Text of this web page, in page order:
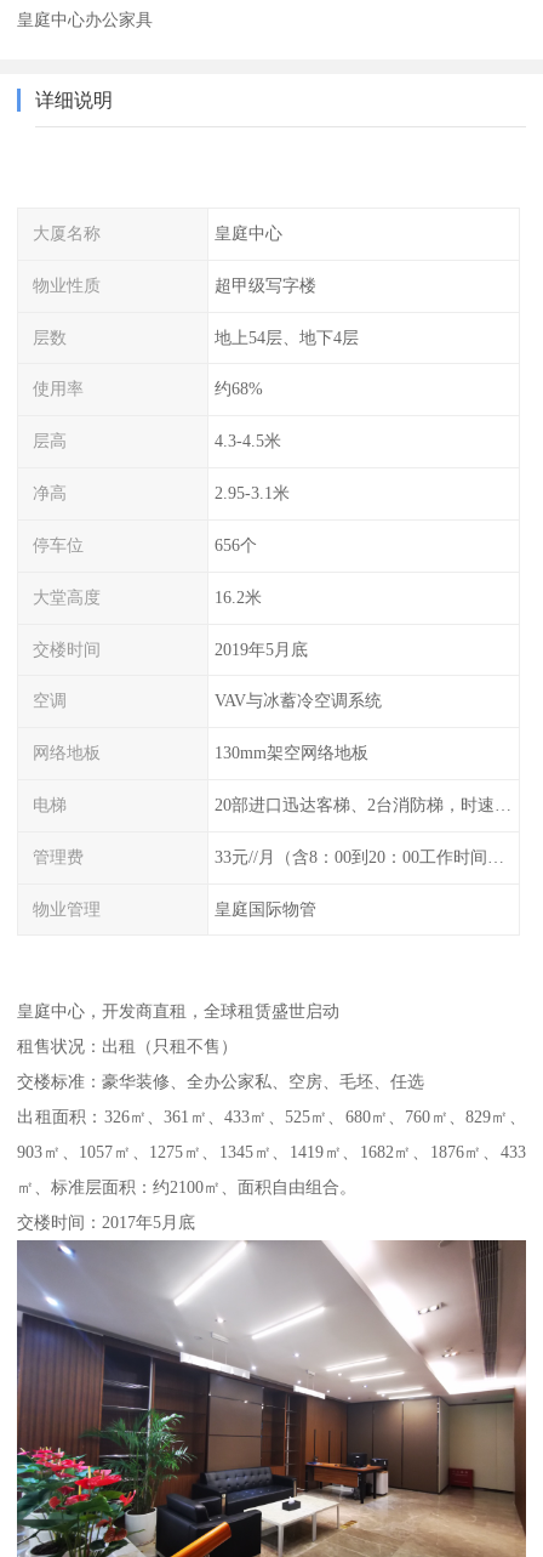
皇庭中心办公家具
详细说明
大厦名称 皇庭中心
物业性质 超甲级写字楼
层数 地上54层、地下4层
使用率 约68%
层高 4.3-4.5米
净高 2.95-3.1米
停车位 656个
大堂高度 16.2米
交楼时间 2019年5月底
空调 VAV与冰蓄冷空调系统
网络地板 130mm架空网络地板
电梯
管理费
物业管理 皇庭国际物管
皇庭中心，开发商直租，全球租赁盛世启动
租售状况：出租（只租不售）
交楼标准：豪华装修、全办公家私、空房、毛坯、任选
出租面积：326㎡、361㎡、433㎡、525㎡、680㎡、760㎡、829㎡、
903㎡、1057㎡、1275㎡、1345㎡、1419㎡、1682㎡、1876㎡、433
㎡、标准层面积：约2100㎡、面积自由组合。
交楼时间：2017年5月底